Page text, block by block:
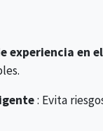
experiencia en
: Evita